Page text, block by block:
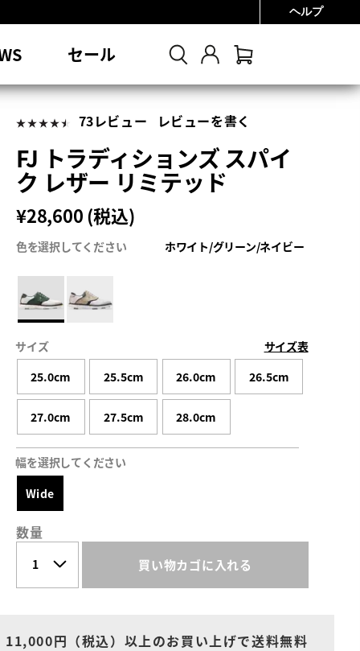
ヘルプ
セール
73レビュー レビューを書く
FJ トラディションズ スパイ
ク レザー リミテッド
¥28,600 (税込)
色を選択してください ホワイト/グリーン/ネイビー
サイズ
サイズ表
25.0cm
25.5cm 26.0cm 26.5cm
27.0cm 27.5cm 28.0cm
幅を選択してください
Wide
数量
買い物カゴに入れる
11,000円（税込）以上のお買い上げで送料無料